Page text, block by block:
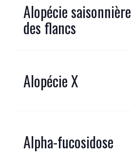
Alopécie saisonnière
des flancs
Alopécie X
Alpha-fucosidose